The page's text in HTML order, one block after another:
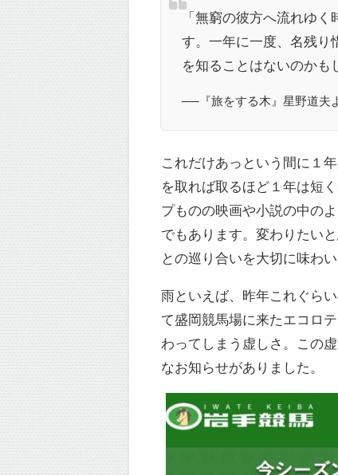
「無窮の彼方へ流れゆ
す。一年に一度、名残り
を知ることはないのかも
──『旅をする木』星野道夫
これだけあっという間に１
を取れば取るほど１年は短
プものの映画や小説の中の
でもあります。変わりたい
との巡り合いを大切に味わ
雨といえば、昨年これぐら
て盛岡競馬場に来たエコロ
わってしまう虚しさ。この
なお知らせがありました。